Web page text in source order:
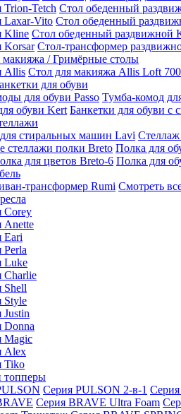
Trion-Tetch Стол обеденный
Laxar-Vito Стол обеденный
Kline Стол обеденный
Korsar Стол-трансформер
/ Гримёрные столы
Allis Стол для макияжа Allis Loft 700
для обуви
для обуви Passo Тумба-комод
обуви Kert Банкетки для обуви с
стиральных машин Lavi
стеллажи полки Breto Полка для
для цветов Breto-6 Полка для
трансформер Rumi Смотреть
Corey
Anette
Eari
Perla
Luke
Charlie
Shell
Style
Justin
Donna
Magic
Alex
Tiko
топперы
Серия PULSON 2-в-1
Серия BRAVE Ultra Foam